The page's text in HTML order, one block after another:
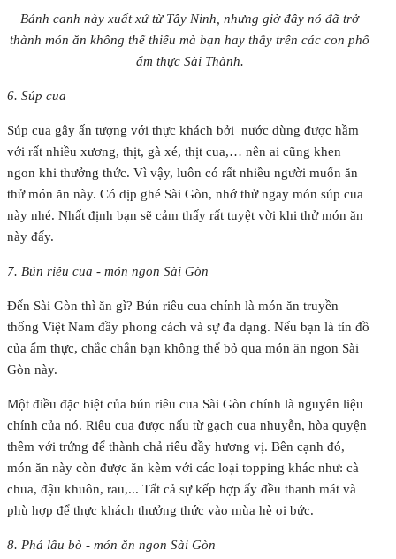
Bánh canh này xuất xứ từ Tây Ninh, nhưng giờ đây nó đã trở
thành món ăn không thể thiếu mà bạn hay thấy trên các con phố
ẩm thực Sài Thành.
6. Súp cua
Súp cua gây ấn tượng với thực khách bởi nước dùng được hầm
với rất nhiều xương, thịt, gà xé, thịt cua,… nên ai cũng khen
ngon khi thưởng thức. Vì vậy, luôn có rất nhiều người muốn ăn
thử món ăn này. Có dịp ghé Sài Gòn, nhớ thử ngay món súp cua
này nhé. Nhất định bạn sẽ cảm thấy rất tuyệt vời khi thử món ăn
này đấy.
7. Bún riêu cua - món ngon Sài Gòn
Đến Sài Gòn thì ăn gì? Bún riêu cua chính là món ăn truyền
thống Việt Nam đầy phong cách và sự đa dạng. Nếu bạn là tín đồ
của ẩm thực, chắc chắn bạn không thể bỏ qua món ăn ngon Sài
Gòn này.
Một điều đặc biệt của bún riêu cua Sài Gòn chính là nguyên liệu
chính của nó. Riêu cua được nấu từ gạch cua nhuyễn, hòa quyện
thêm với trứng để thành chả riêu đầy hương vị. Bên cạnh đó,
món ăn này còn được ăn kèm với các loại topping khác như: cà
chua, đậu khuôn, rau,... Tất cả sự kếp hợp ấy đều thanh mát và
phù hợp để thực khách thưởng thức vào mùa hè oi bức.
8. Phá lấu bò - món ăn ngon Sài Gòn